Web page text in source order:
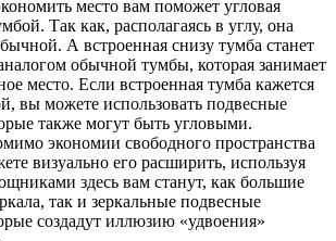
место вам поможет угловая
Так как, располагаясь в углу, она
А встроенная снизу тумба станет
обычной тумбы, которая занимает
место. Если встроенная тумба кажется
вы можете использовать подвесные
также могут быть угловыми.
экономии свободного пространства
визуально его расширить, используя
здесь вам станут, как большие
так и зеркальные подвесные
создадут иллюзию «удвоения»